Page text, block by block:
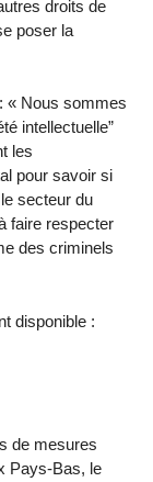
droits de
poser la
« Nous sommes
intellectuelle”
les
pour savoir si
secteur du
faire respecter
des criminels
disponible :
de mesures
Pays-Bas, le